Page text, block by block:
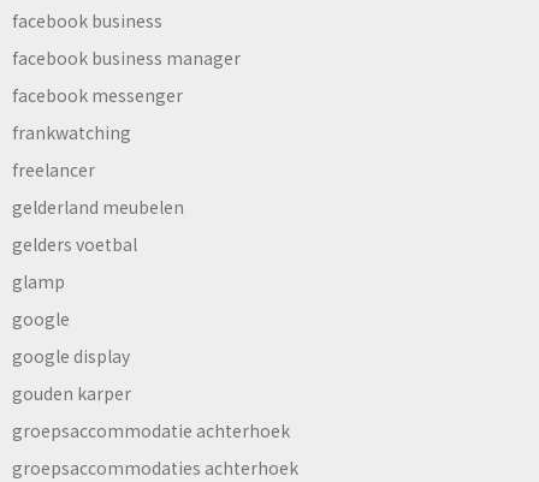
facebook business
facebook business manager
facebook messenger
frankwatching
freelancer
gelderland meubelen
gelders voetbal
glamp
google
google display
gouden karper
groepsaccommodatie achterhoek
groepsaccommodaties achterhoek